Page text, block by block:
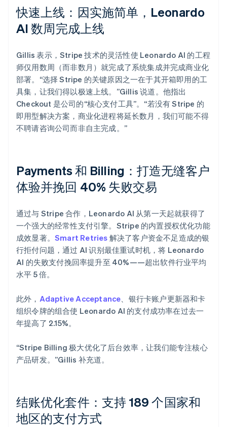
快速上线：因实施简单，Leonardo
AI 数周完成上线
Gillis 表示，Stripe 技术的灵活性使 Leonardo AI 的工程
师仅用数周（而非数月）就完成了系统集成并完成商业化
部署。“选择 Stripe 的关键原因之一在于其开箱即用的工
具集，让我们得以极速上线。”Gillis 说道。他指出
Checkout 是公司的“核心支付工具”。“若没有 Stripe 的
即用型解决方案，商业化进程将延长数月，我们可能不得
不聘请咨询公司而非自主完成。”
Payments 和 Billing：打造无缝客户
体验并挽回 40% 失败交易
通过与 Stripe 合作，Leonardo AI 从第一天起就获得了
一个强大的经常性支付引擎。Stripe 的内置授权优化功能
成效显著。 Smart Retries 解决了客户资金不足造成的银
行拒付问题，通过 AI 识别最佳重试时机，将 Leonardo
AI 的失败支付挽回率提升至 40%——超出软件行业平均
水平 5 倍。
此外， Adaptive Acceptance 、银行卡账户更新器和卡
组织令牌的组合使 Leonardo AI 的支付成功率在过去一
年提高了 2.15%。
“Stripe Billing 极大优化了后台效率，让我们能专注核心
产品研发。”Gillis 补充道。
结账优化套件：支持 189 个国家和
地区的支付方式